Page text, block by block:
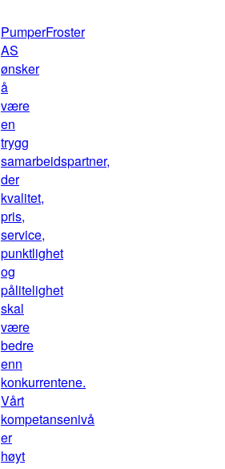
PumperFroster
AS
ønsker
å
være
en
trygg
samarbeidspartner,
der
kvalitet,
pris,
service,
punktlighet
og
pålitelighet
skal
være
bedre
enn
konkurrentene.
Vårt
kompetansenivå
er
høyt